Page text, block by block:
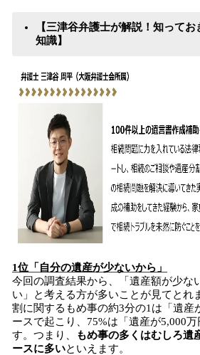
【三津谷弁護士が解説！知って
知識】
1位「自分の遺産が少ないから」
今回の調査結果から、「遺産額が少な
い」と考える方が多いことが見てとれ
割に関するもめ事の約3分の1は「遺産
ースで起こり、75%は「遺産が5,000
す。つまり、
もめ事の多くはむしろ遺
ースに多いといえます。